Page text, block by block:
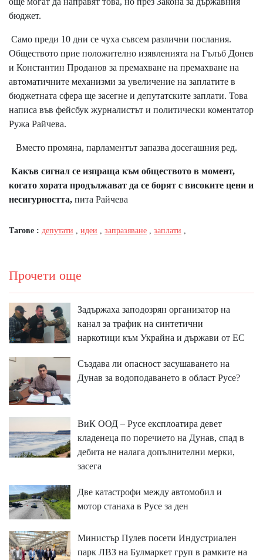
бюджет.
Само преди 10 дни се чуха съвсем различни послания.
Обществото прие положително изявленията на Гълъб Донев
и Константин Проданов за премахване на премахване на
автоматичните механизми за увеличение на заплатите в
бюджетната сфера ще засегне и депутатските заплати. Това
написа във фейсбук журналистът и политически коментатор
Ружа Райчева.
Вместо промяна, парламентът запазва досегашния ред.
Какъв сигнал се изпраща към обществото в момент,
когато хората продължават да се борят с високите цени и
несигурността, пита Райчева
Тагове : депутати идеи запразяване заплати
Прочети още
Задържаха заподозрян организатор на
канал за трафик на синтетични
наркотици към Украйна и държави от ЕС
Създава ли опасност засушаването на
Дунав за водоподаването в област Русе?
ВиК ООД – Русе експлоатира девет
кладенеца по поречието на Дунав, спад в
дебита не налага допълнителни мерки,
засега
Две катастрофи между автомобил и
мотор станаха в Русе за ден
Министър Пулев посети Индустриален
парк ЛВЗ на Булмаркет груп в рамките на